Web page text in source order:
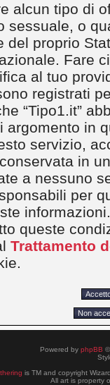
alcun tipo di
sessuale, o
del proprio
Fare
al tuo
registrati
“Tipo1.it”
argomento in
servizio,
in
a nessuno
per
informazioni.
queste
Trattamento
Powered by phpBB
is TM and copyright
All art is property